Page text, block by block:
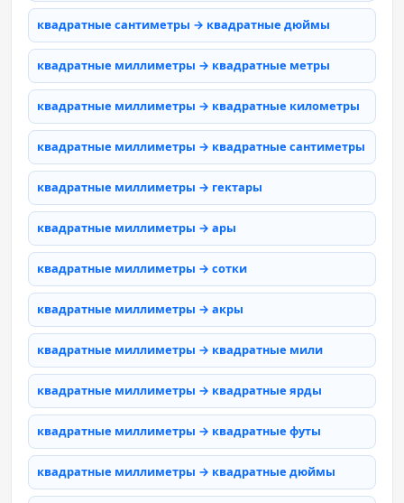
квадратные сантиметры → квадратные дюймы
квадратные миллиметры → квадратные метры
квадратные миллиметры → квадратные километры
квадратные миллиметры → квадратные сантиметры
квадратные миллиметры → гектары
квадратные миллиметры → ары
квадратные миллиметры → сотки
квадратные миллиметры → акры
квадратные миллиметры → квадратные мили
квадратные миллиметры → квадратные ярды
квадратные миллиметры → квадратные футы
квадратные миллиметры → квадратные дюймы